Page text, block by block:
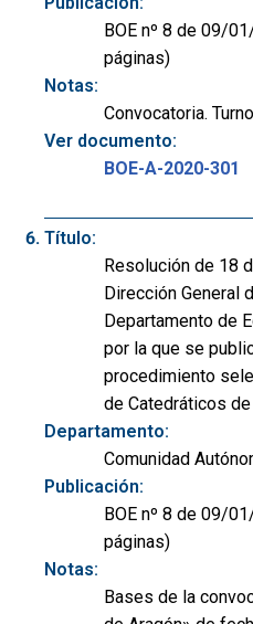
BOE nº 8 de 09/
páginas)
Notas:
Convocatoria.
Ver documento:
BOE-A-2020-301
Título:
Resolución de 18
Dirección General
Departamento de
por la que se
procedimiento
de Catedráticos
Departamento:
Comunidad
Publicación:
BOE nº 8 de 09/
páginas)
Notas:
Bases de la